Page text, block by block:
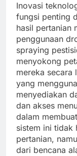
Inovasi
fungsi penting
hasil pertanian
penggunaan
spraying
menyokong
mereka secara
yang
menyediakan
dan akses
dalam
sistem ini tidak
pertanian,
dari bencana